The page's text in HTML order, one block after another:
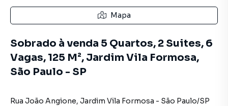
Mapa
Sobrado à venda 5 Quartos, 2 Suites, 6
Vagas, 125 M², Jardim Vila Formosa,
São Paulo - SP
Rua João Angione, Jardim Vila Formosa - São Paulo/SP